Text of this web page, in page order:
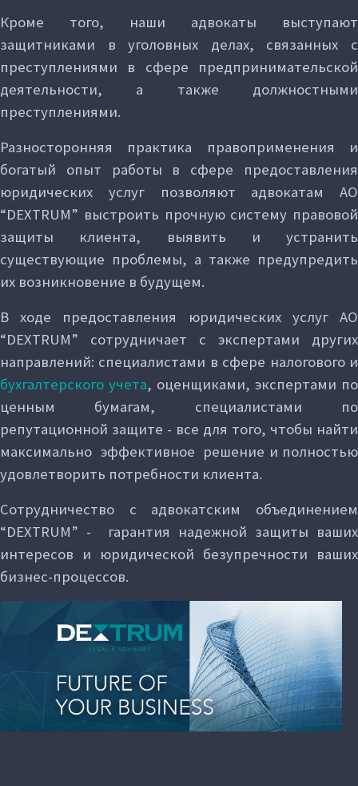
Кроме того, наши адвокаты выступают
защитниками в уголовных делах, связанных с
преступлениями в сфере предпринимательской
деятельности, а также должностными
преступлениями.
Разносторонняя практика правоприменения и
богатый опыт работы в сфере предоставления
юридических услуг позволяют адвокатам АО
“DEXTRUM” выстроить прочную систему правовой
защиты клиента, выявить и устранить
существующие проблемы, а также предупредить
их возникновение в будущем.
В ходе предоставления юридических услуг АО
“DEXTRUM” сотрудничает с экспертами других
направлений: специалистами в сфере налогового и
бухгалтерского учета, оценщиками, экспертами по
ценным бумагам, специалистами по
репутационной защите - все для того, чтобы найти
максимально эффективное решение и полностью
удовлетворить потребности клиента.
Сотрудничество с адвокатским объединением
“DEXTRUM” - гарантия надежной защиты ваших
интересов и юридической безупречности ваших
бизнес-процессов.